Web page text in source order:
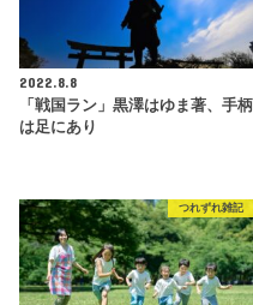
2022.8.8
「戦国ラン」黒澤はゆま著、手柄
は足にあり
つれずれ雑記